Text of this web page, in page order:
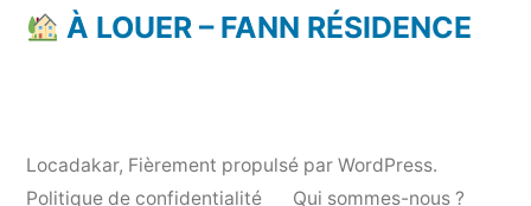
À LOUER – FANN RÉSIDENCE
Locadakar, Fièrement propulsé par WordPress.
Politique de confidentialité
Qui sommes-nous ?